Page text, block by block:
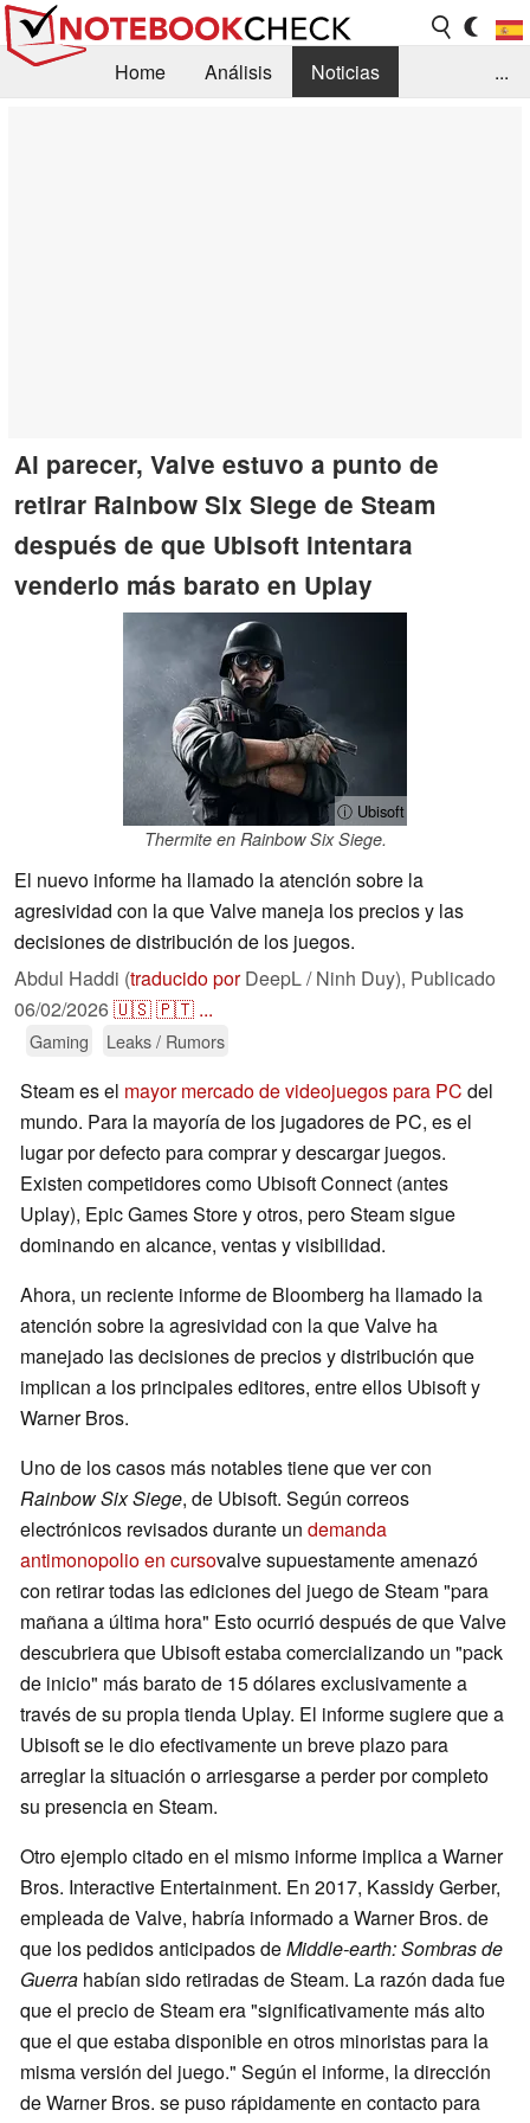
Home Análisis
Noticias
...
Al parecer, Valve estuvo a punto de
retirar Rainbow Six Siege de Steam
después de que Ubisoft intentara
venderlo más barato en Uplay
ⓘ Ubisoft
Thermite en Rainbow Six Siege.
El nuevo informe ha llamado la atención sobre la
agresividad con la que Valve maneja los precios y las
decisiones de distribución de los juegos.
Abdul Haddi (traducido porDeepL / Ninh Duy), Publicado
06/02/2026🇺🇸🇵🇹 ...
Gaming Leaks / Rumors
Steam es el mayor mercado de videojuegos para PC del
mundo. Para la mayoría de los jugadores de PC, es el
lugar por defecto para comprar y descargar juegos.
Existen competidores como Ubisoft Connect (antes
Uplay), Epic Games Store y otros, pero Steam sigue
dominando en alcance, ventas y visibilidad.
Ahora, un reciente informe de Bloomberg ha llamado la
atención sobre la agresividad con la que Valve ha
manejado las decisiones de precios y distribución que
implican a los principales editores, entre ellos Ubisoft y
Warner Bros.
Uno de los casos más notables tiene que ver con
Rainbow Six Siege, de Ubisoft. Según correos
electrónicos revisados durante un demanda
antimonopolio en cursovalve supuestamente amenazó
con retirar todas las ediciones del juego de Steam "para
mañana a última hora" Esto ocurrió después de que Valve
descubriera que Ubisoft estaba comercializando un "pack
de inicio" más barato de 15 dólares exclusivamente a
través de su propia tienda Uplay. El informe sugiere que a
Ubisoft se le dio efectivamente un breve plazo para
arreglar la situación o arriesgarse a perder por completo
su presencia en Steam.
Otro ejemplo citado en el mismo informe implica a Warner
Bros. Interactive Entertainment. En 2017, Kassidy Gerber,
empleada de Valve, habría informado a Warner Bros. de
que los pedidos anticipados deMiddle-earth: Sombras de
Guerra habían sido retiradas de Steam. La razón dada fue
que el precio de Steam era "significativamente más alto
que el que estaba disponible en otros minoristas para la
misma versión del juego." Según el informe, la dirección
de Warner Bros. se puso rápidamente en contacto para